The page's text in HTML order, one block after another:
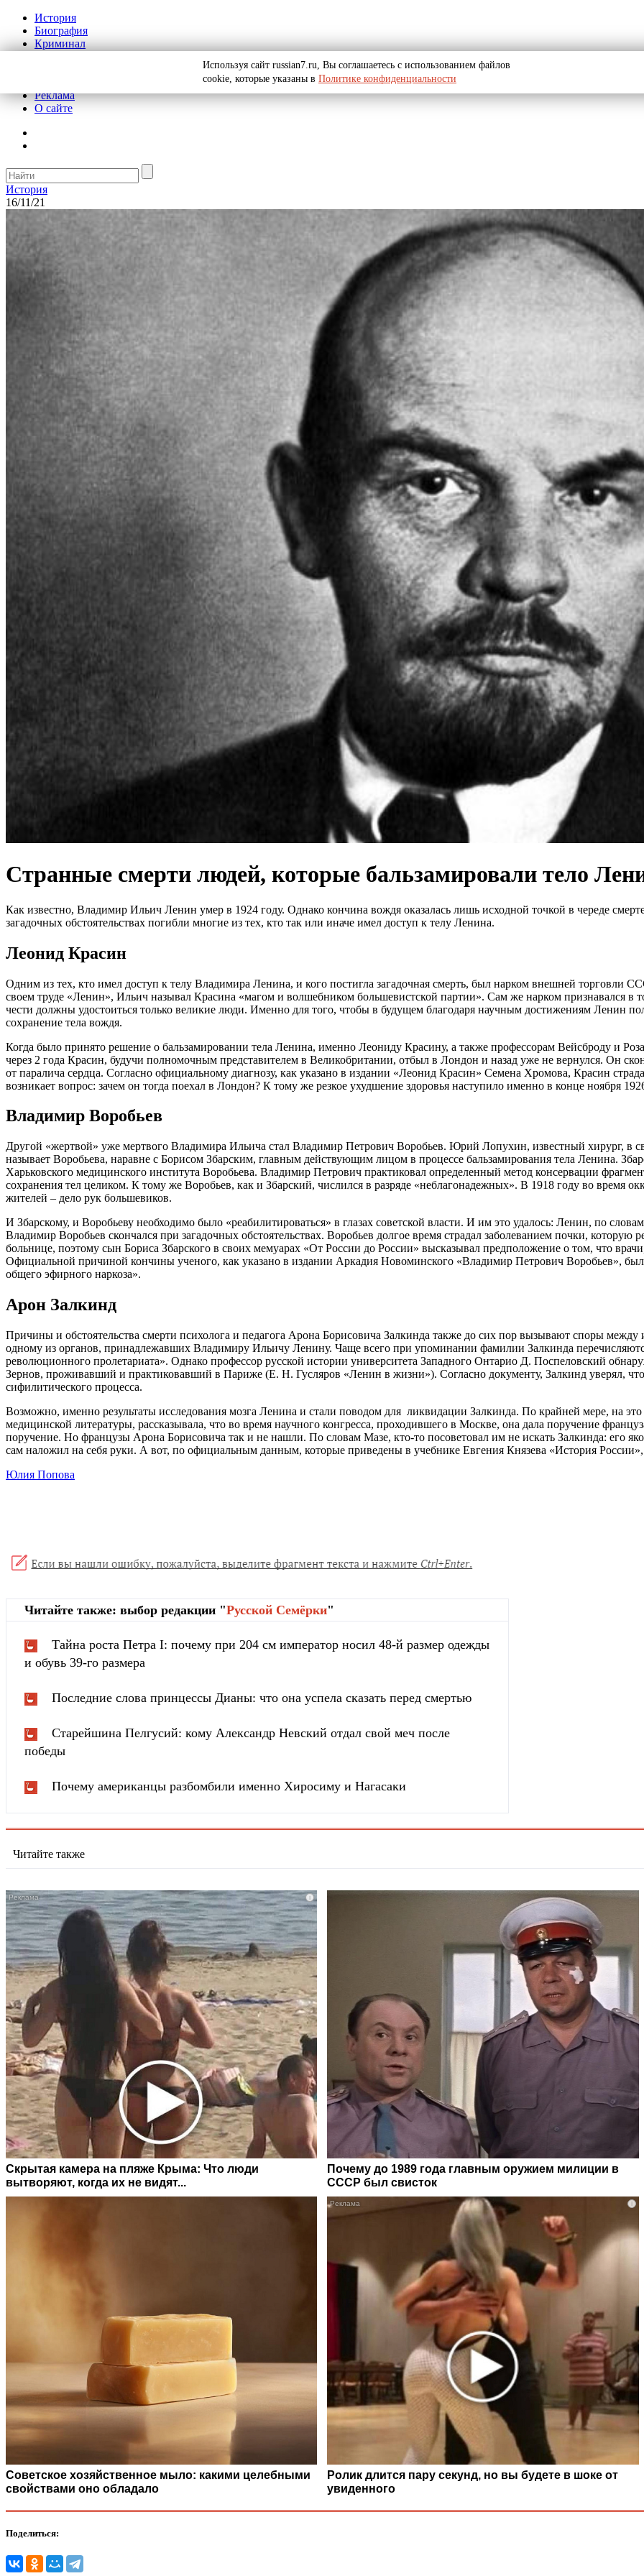
История
Биография
Криминал
Реклама
О сайте
История
16/11/21
Странные смерти людей, которые бальзамировали тело
Как известно, Владимир Ильич Ленин умер в 1924 году. Однако кончина вождя оказалась лишь исходной точкой в череде
загадочных обстоятельствах погибли многие из тех, кто так или иначе имел доступ к телу Ленина.
Леонид Красин
Одним из тех, кто имел доступ к телу Владимира Ленина, и кого постигла загадочная смерть, был нарком внешней
своем труде «Ленин», Ильич называл Красина «магом и волшебником большевистской партии». Сам же нарком признавался в
чести должны удостоиться только великие люди. Именно для того, чтобы в будущем благодаря научным достижениям Ленин
сохранение тела вождя.
Когда было принято решение о бальзамировании тела Ленина, именно Леониду Красину, а также профессорам Вейсброду и
через 2 года Красин, будучи полномочным представителем в Великобритании, отбыл в Лондон и назад уже не вернулся. Он
от паралича сердца. Согласно официальному диагнозу, как указано в издании «Леонид Красин» Семена Хромова, Красин
возникает вопрос: зачем он тогда поехал в Лондон? К тому же резкое ухудшение здоровья наступило именно в конце ноября
Владимир Воробьев
Другой «жертвой» уже мертвого Владимира Ильича стал Владимир Петрович Воробьев. Юрий Лопухин, известный хирург, в
называет Воробьева, наравне с Борисом Збарским, главным действующим лицом в процессе бальзамирования тела Ленина.
Харьковского медицинского института Воробьева. Владимир Петрович практиковал определенный метод консервации
сохранения тел целиком. К тому же Воробьев, как и Збарский, числился в разряде «неблагонадежных». В 1918 году во время
жителей – дело рук большевиков.
И Збарскому, и Воробьеву необходимо было «реабилитироваться» в глазах советской власти. И им это удалось: Ленин, по
Владимир Воробьев скончался при загадочных обстоятельствах. Воробьев долгое время страдал заболеванием почки,
больнице, поэтому сын Бориса Збарского в своих мемуарах «От России до России» высказывал предположение о том, что
Официальной причиной кончины ученого, как указано в издании Аркадия Новоминского «Владимир Петрович Воробьев»,
общего эфирного наркоза».
Арон Залкинд
Причины и обстоятельства смерти психолога и педагога Арона Борисовича Залкинда также до сих пор вызывают споры между
одному из органов, принадлежавших Владимиру Ильичу Ленину. Чаще всего при упоминании фамилии Залкинда
революционного пролетариата». Однако профессор русской истории университета Западного Онтарио Д. Поспеловский
Зернов, проживавший и практиковавший в Париже (Е. Н. Гусляров «Ленин в жизни»). Согласно документу, Залкинд уверял,
сифилитического процесса.
Возможно, именно результаты исследования мозга Ленина и стали поводом для ликвидации Залкинда. По крайней мере, на
медицинской литературы, рассказывала, что во время научного конгресса, проходившего в Москве, она дала поручение
поручение. Но французы Арона Борисовича так и не нашли. По словам Мазе, кто-то посоветовал им не искать Залкинда: его
сам наложил на себя руки. А вот, по официальным данным, которые приведены в учебнике Евгения Князева «История России»,
Юлия Попова
Читайте также: выбор редакции "Русской Cемёрки"
Тайна роста Петра I: почему при 204 см император носил 48-й размер одежды
и обувь 39-го размера
Последние слова принцессы Дианы: что она успела сказать перед смертью
Старейшина Пелгусий: кому Александр Невский отдал свой меч после
победы
Почему американцы разбомбили именно Хиросиму и Нагасаки
Читайте также
i
Скрытая камера на пляже Крыма: Что люди
вытворяют, когда их не видят...
Почему до 1989 года главным оружием милиции в
СССР был свисток
Советское хозяйственное мыло: какими целебными
свойствами оно обладало
i
Ролик длится пару секунд, но вы будете в шоке от
увиденного
Поделиться:
Используя сайт russian7.ru, Вы соглашаетесь с использованием файлов
cookie, которые указаны в Политике конфиденциальности